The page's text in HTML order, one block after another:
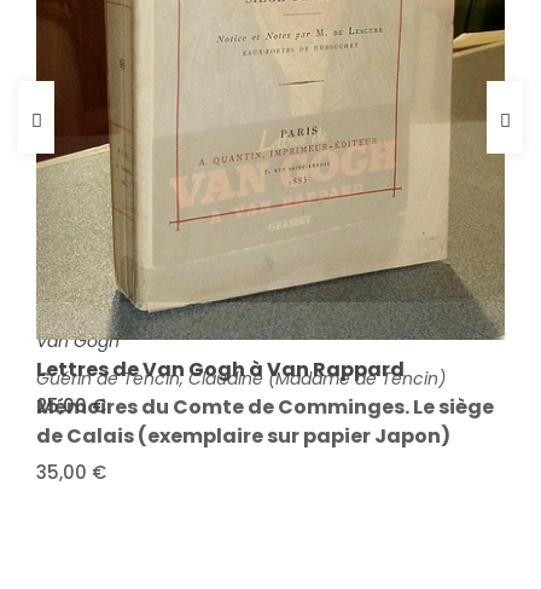
FICHE COMPLÈTE
Guérin de Tencin, Claudine (Madame de Tencin)
Mémoires du Comte de Comminges. Le siège
de Calais (exemplaire sur papier Japon)
35,00 €
FICHE COMPLÈTE
Van Gogh
Lettres de Van Gogh à Van Rappard
25,00 €